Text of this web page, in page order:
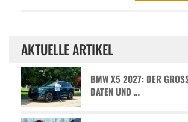
AKTUELLE ARTIKEL
BMW X5 2027: DER
ATEN UND …